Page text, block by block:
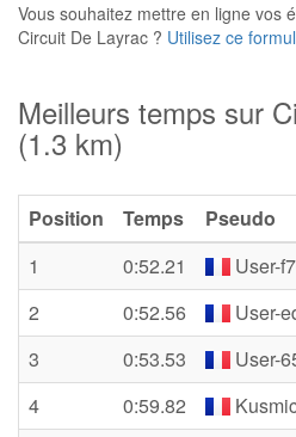
Vous souhaitez mettre en ligne vos
Circuit De Layrac ? Utilisez ce
Meilleurs temps sur
(1.3 km)
Position Temps Pseudo
1
0:52.21 User-
2
0:52.56 User-
3
0:53.53 User-
4
0:59.82